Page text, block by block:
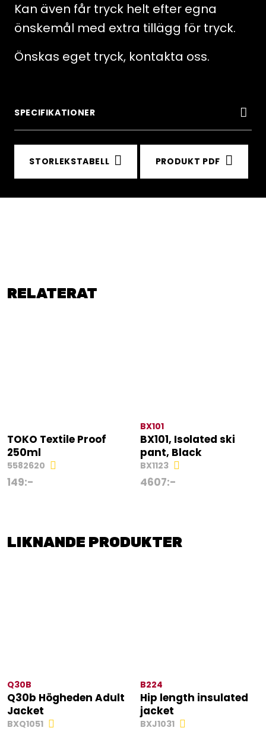
Kan även får tryck helt efter egna
önskemål med extra tillägg för tryck.
Önskas eget tryck, kontakta oss.
SPECIFIKATIONER
STORLEKSTABELL PRODUKT PDF
RELATERAT
TOKO Textile Proof
250ml
5582620
149:-
BX101
BX101, Isolated ski
pant, Black
BX1123
4607:-
LIKNANDE PRODUKTER
Q30B
Q30b Högheden Adult
Jacket
BXQ1051
B224
Hip length insulated
jacket
BXJ1031